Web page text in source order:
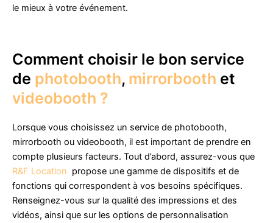
le mieux à votre événement.
Comment choisir le bon service
de photobooth, mirrorbooth et
videobooth ?
Lorsque vous choisissez un service de photobooth,
mirrorbooth ou videobooth, il est important de prendre en
compte plusieurs facteurs. Tout d’abord, assurez-vous que
R&F Location propose une gamme de dispositifs et de
fonctions qui correspondent à vos besoins spécifiques.
Renseignez-vous sur la qualité des impressions et des
vidéos, ainsi que sur les options de personnalisation